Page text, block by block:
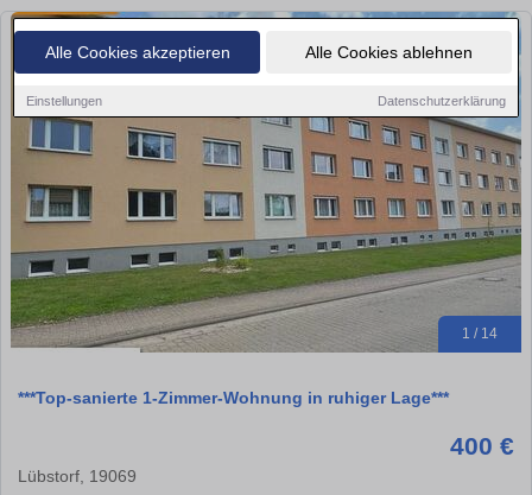
Alle Cookies akzeptieren Alle Cookies ablehnen
Einstellungen Datenschutzerklärung
1 / 14
***Top-sanierte 1-Zimmer-Wohnung in ruhiger Lage***
400 €
Lübstorf, 19069